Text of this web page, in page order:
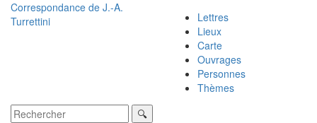
Correspondance de J.-A.
Turrettini
Lettres
Lieux
Carte
Ouvrages
Personnes
Thèmes